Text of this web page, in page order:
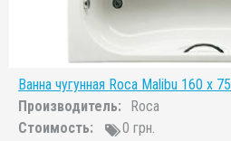
Ванна чугунная Roca Malibu 160 x 75
Производитель:
Roca
Стоимость:
0 грн.